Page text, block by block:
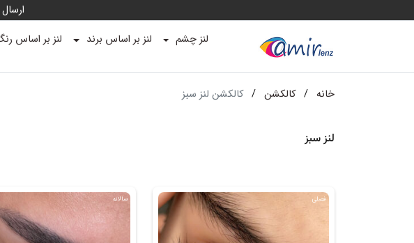
لنز چشم لنز بر اساس برند لنز بر اساس
خانه / کالکشن / کالکشن لنز سبز
لنز سبز
فصلی سالانه